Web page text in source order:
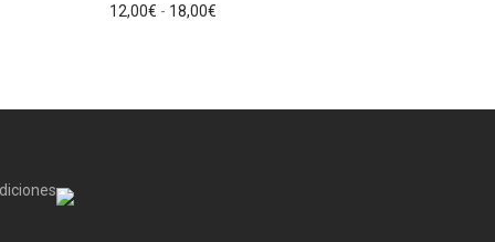
12,00€ hasta 18,00€
12,00€ - 18,00€